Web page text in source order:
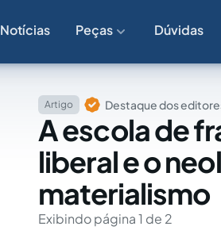
Notícias Peças Dúvidas
Artigo Destaque dos
A escola de
liberal e o
materialismo
Exibindo página 1 de 2